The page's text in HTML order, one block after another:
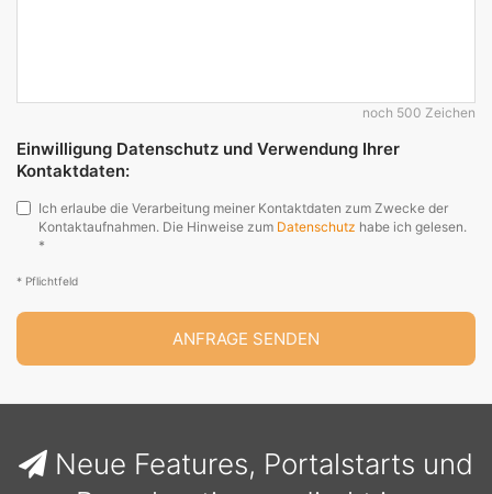
noch 500 Zeichen
Einwilligung Datenschutz und Verwendung Ihrer
Kontaktdaten:
Ich erlaube die Verarbeitung meiner Kontaktdaten zum Zwecke der
Kontaktaufnahmen. Die Hinweise zum Datenschutz habe ich gelesen.
*
* Pflichtfeld
ANFRAGE SENDEN
Neue Features, Portalstarts und